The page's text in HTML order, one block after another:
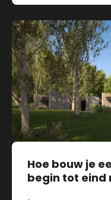
Hoe bouw je
begin tot eind